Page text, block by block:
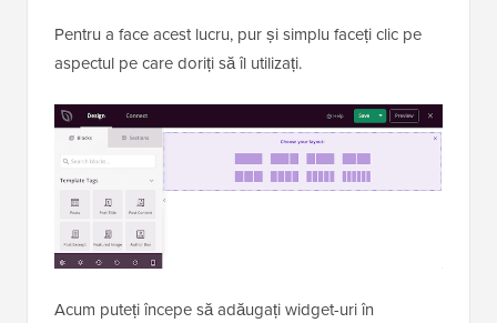
Pentru a face acest lucru, pur și simplu faceți clic pe
aspectul pe care doriți să îl utilizați.
Acum puteți începe să adăugați widget-uri în